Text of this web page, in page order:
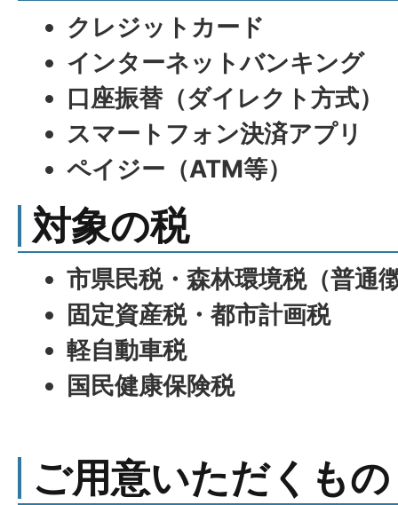
クレジットカード
インターネットバンキング
口座振替（ダイレクト方式）
スマートフォン決済アプリ
ペイジー（ATM等）
対象の税
市県民税・森林環境税（普通
固定資産税・都市計画税
軽自動車税
国民健康保険税
ご用意いただくもの